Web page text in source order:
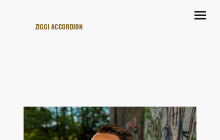
ZIGGI ACCORDION